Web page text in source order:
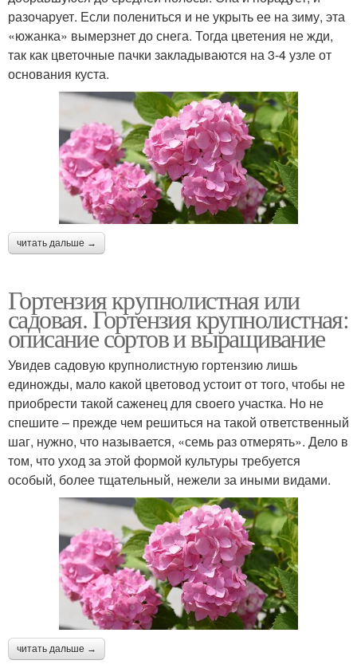
разочарует. Если полениться и не укрыть ее на зиму, эта
«южанка» вымерзнет до снега. Тогда цветения не жди,
так как цветочные пачки закладываются на 3-4 узле от
основания куста.
читать дальше →
Гортензия крупнолистная или
садовая. Гортензия крупнолистная:
описание сортов и выращивание
Увидев садовую крупнолистную гортензию лишь
единожды, мало какой цветовод устоит от того, чтобы не
приобрести такой саженец для своего участка. Но не
спешите – прежде чем решиться на такой ответственный
шаг, нужно, что называется, «семь раз отмерять». Дело в
том, что уход за этой формой культуры требуется
особый, более тщательный, нежели за иными видами.
читать дальше →